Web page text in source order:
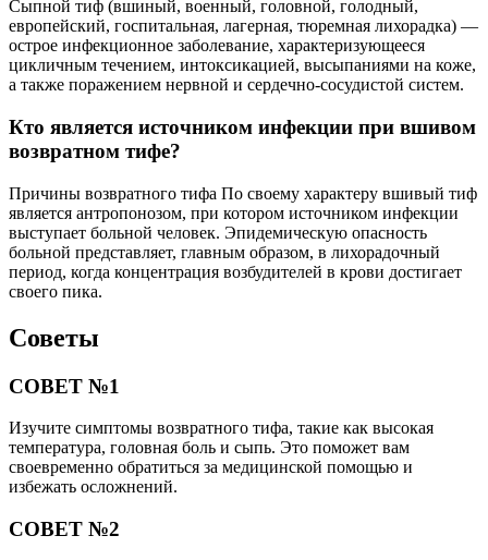
Сыпной тиф (вшиный, военный, головной, голодный,
европейский, госпитальная, лагерная, тюремная лихорадка) —
острое инфекционное заболевание, характеризующееся
цикличным течением, интоксикацией, высыпаниями на коже,
а также поражением нервной и сердечно-сосудистой систем.
Кто является источником инфекции при вшивом
возвратном тифе?
Причины возвратного тифа По своему характеру вшивый тиф
является антропонозом, при котором источником инфекции
выступает больной человек. Эпидемическую опасность
больной представляет, главным образом, в лихорадочный
период, когда концентрация возбудителей в крови достигает
своего пика.
Советы
СОВЕТ №1
Изучите симптомы возвратного тифа, такие как высокая
температура, головная боль и сыпь. Это поможет вам
своевременно обратиться за медицинской помощью и
избежать осложнений.
СОВЕТ №2